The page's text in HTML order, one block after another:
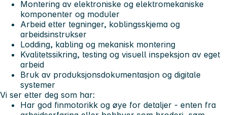
Montering av elektroniske og elektromekaniske
komponenter og moduler
Arbeid etter tegninger, koblingsskjema og
arbeidsinstrukser
Lodding, kabling og mekanisk montering
Kvalitetssikring, testing og visuell inspeksjon av eget
arbeid
Bruk av produksjonsdokumentasjon og digitale
systemer
Vi ser etter deg som har:
Har god finmotorikk og øye for detaljer - enten fra